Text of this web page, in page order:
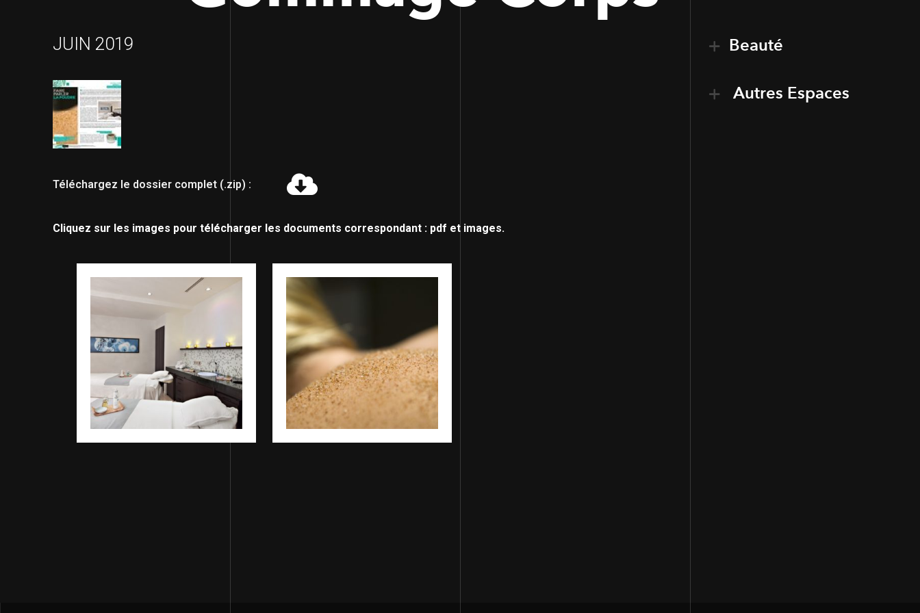
JUIN 2019 Beauté
Autres Espaces
Téléchargez le dossier complet (.zip) :
Cliquez sur les images pour télécharger les documents correspondant : pdf et images.